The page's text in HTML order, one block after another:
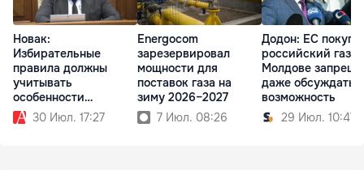
Новак:
Избирательные
правила должны
учитывать
особенности
Гагаузии
30 Июл. 17:27
Energocom
зарезервировал
мощности для
поставок газа на
зиму 2026–2027
7 Июл. 08:26
Додон: ЕС
российский газ, а
Молдове
даже обсуждать
возможность
29 Июл. 10:47